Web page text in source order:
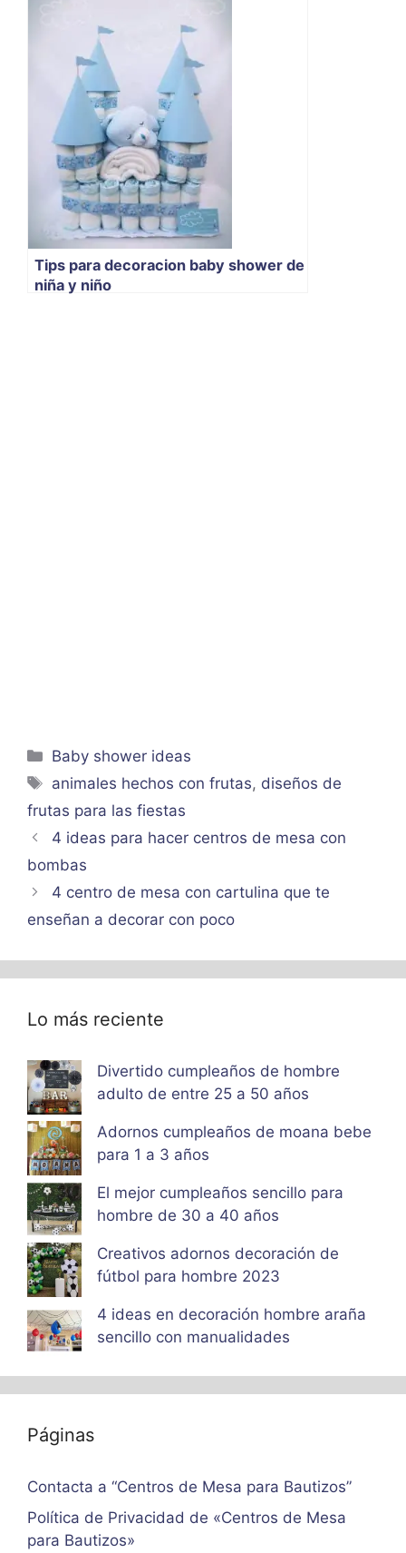
Tips para decoracion baby shower de
niña y niño
Categorías
Baby shower ideas
Etiquetas
animales hechos con frutas, diseños de
frutas para las fiestas
4 ideas para hacer centros de mesa con
bombas
4 centro de mesa con cartulina que te
enseñan a decorar con poco
Lo más reciente
Divertido cumpleaños de hombre
adulto de entre 25 a 50 años
Adornos cumpleaños de moana bebe
para 1 a 3 años
El mejor cumpleaños sencillo para
hombre de 30 a 40 años
Creativos adornos decoración de
fútbol para hombre 2023
4 ideas en decoración hombre araña
sencillo con manualidades
Páginas
Contacta a “Centros de Mesa para Bautizos”
Política de Privacidad de «Centros de Mesa
para Bautizos»